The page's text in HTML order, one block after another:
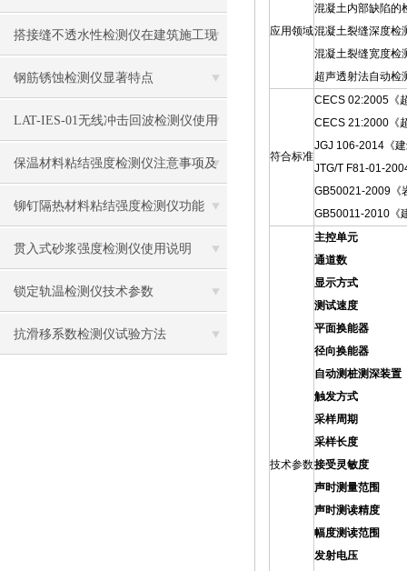
果的因素有哪些？
搭接缝不透水性检测仪在建筑施工现
场中的应用
钢筋锈蚀检测仪显著特点
LAT-IES-01无线冲击回波检测仪使用
操作方法
保温材料粘结强度检测仪注意事项及
保养
铆钉隔热材料粘结强度检测仪功能
贯入式砂浆强度检测仪使用说明
锁定轨温检测仪技术参数
抗滑移系数检测仪试验方法
应用领域
混凝土内部缺陷的
混凝土裂缝深度检
混凝土裂缝宽度检
超声透射法自动检
符合标准
CECS 02:2005《
CECS 21:2000《
JGJ 106-2014《
JTG/T F81-01-
GB50021-2009《
GB50011-2010《
技术参数
主控单元
通道数
显示方式
测试速度
平面换能器
径向换能器
自动测桩测深装置
触发方式
采样周期
采样长度
接受灵敏度
声时测量范围
声时测读精度
幅度测读范围
发射电压